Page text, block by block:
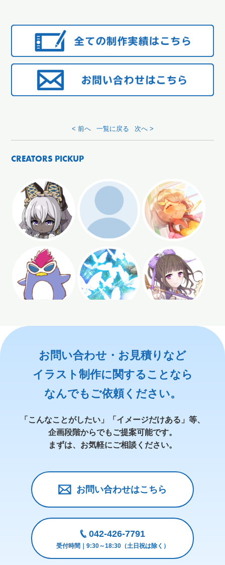
< 前へ 一覧に戻る 次へ >
CREATORS PICKUP
お問い合わせ・お見積りなど
イラスト制作に関することなら
なんでもご依頼ください。
「こんなことがしたい」「イメージだけある」等、
企画段階からでもご提案可能です。
まずは、お気軽にご相談ください。
お問い合わせはこちら
042-426-7791
受付時間｜9:30～18:30（土日祝は除く）